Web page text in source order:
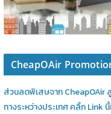
CheapOAir
ส่วนลดพิเสษจาก CheapOAir
ทางระหว่างประเทศ คลิ้ก Link